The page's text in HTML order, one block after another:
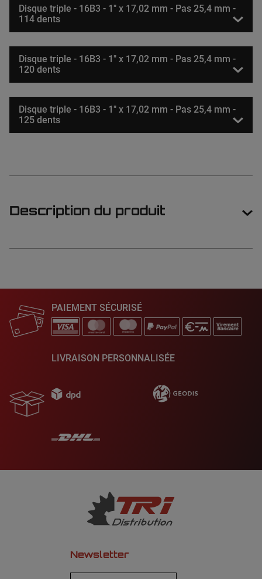
Disque triple - 16B3 - 1" x 17,02 mm - Pas 25,4 mm -
114 dents
Disque triple - 16B3 - 1" x 17,02 mm - Pas 25,4 mm -
120 dents
Disque triple - 16B3 - 1" x 17,02 mm - Pas 25,4 mm -
125 dents
Description du produit
PAIEMENT SÉCURISÉ
LIVRAISON PERSONNALISÉE
Newsletter